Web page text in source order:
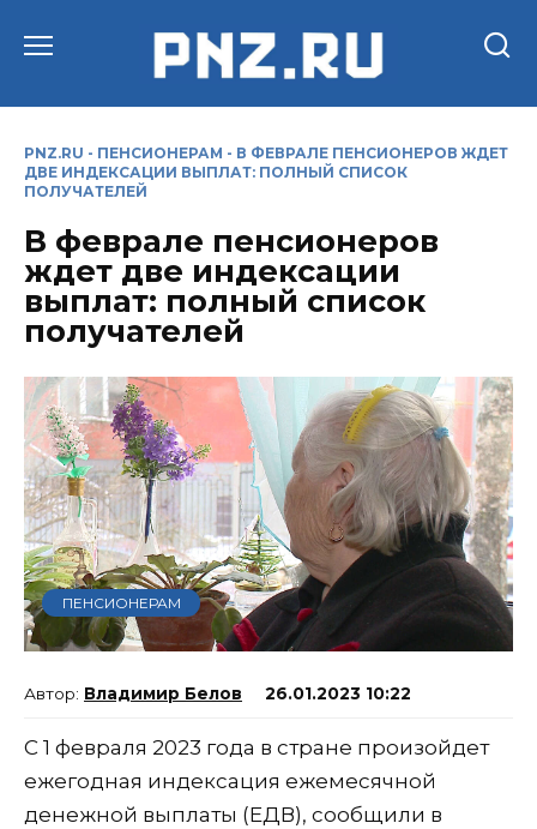
PNZ.RU - ПЕНСИОНЕРАМ - В ФЕВРАЛЕ ПЕНСИОНЕРОВ ЖДЕТ
ДВЕ ИНДЕКСАЦИИ ВЫПЛАТ: ПОЛНЫЙ СПИСОК
ПОЛУЧАТЕЛЕЙ
В феврале пенсионеров
ждет две индексации
выплат: полный список
получателей
ПЕНСИОНЕРАМ
Владимир Белов 26.01.2023 10:22
С 1 февраля 2023 года в стране произойдет
ежегодная индексация ежемесячной
денежной выплаты (ЕДВ), сообщили в